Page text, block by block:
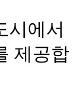
시에서
제공합